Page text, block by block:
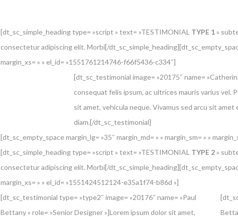
[dt_sc_simple_heading type= »script » text= »TESTIMONIAL TYPE 1»
consectetur adipiscing elit. Morbi[/
margin_xs= » » el_id= »1551761214746-f66f5436-c334″]
[dt_sc_testimonial image= »20175″ name=
consequat felis ipsum, ac ultrices mauris varius vel.
sit amet, vehicula neque. Vivamus sed arcu sit
diam.[/dt_sc_testimonial]
[dt_sc_empty_space margin_lg= »35″ margin_md= » » margin_sm= » »
[dt_sc_simple_heading type= »script » text= »TESTIMONIAL TYPE 2»
consectetur adipiscing elit. Morbi[/
margin_xs= » » el_id= »1551424512124-e35a1f74-b86d »]
[dt_sc_testimonial type= »type2″ image= »20176″ name= »Paul
Bettany » role= »Senior Designer »]Lorem ipsum dolor sit amet,